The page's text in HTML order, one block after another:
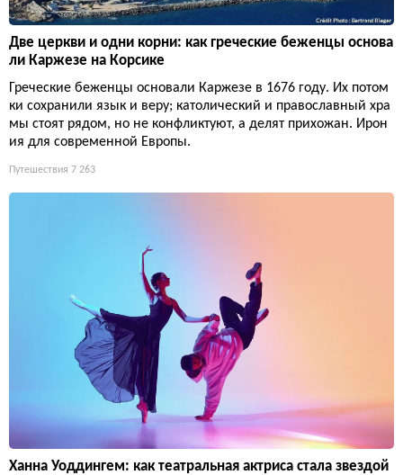
Две церкви и одни корни: как греческие беженцы основа
ли Каржезе на Корсике
Греческие беженцы основали Каржезе в 1676 году. Их потом
ки сохранили язык и веру; католический и православный хра
мы стоят рядом, но не конфликтуют, а делят прихожан. Ирон
ия для современной Европы.
Путешествия 7 263
Ханна Уоддингем: как театральная актриса стала звездой